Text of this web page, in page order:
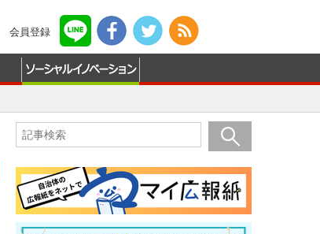
会員登録